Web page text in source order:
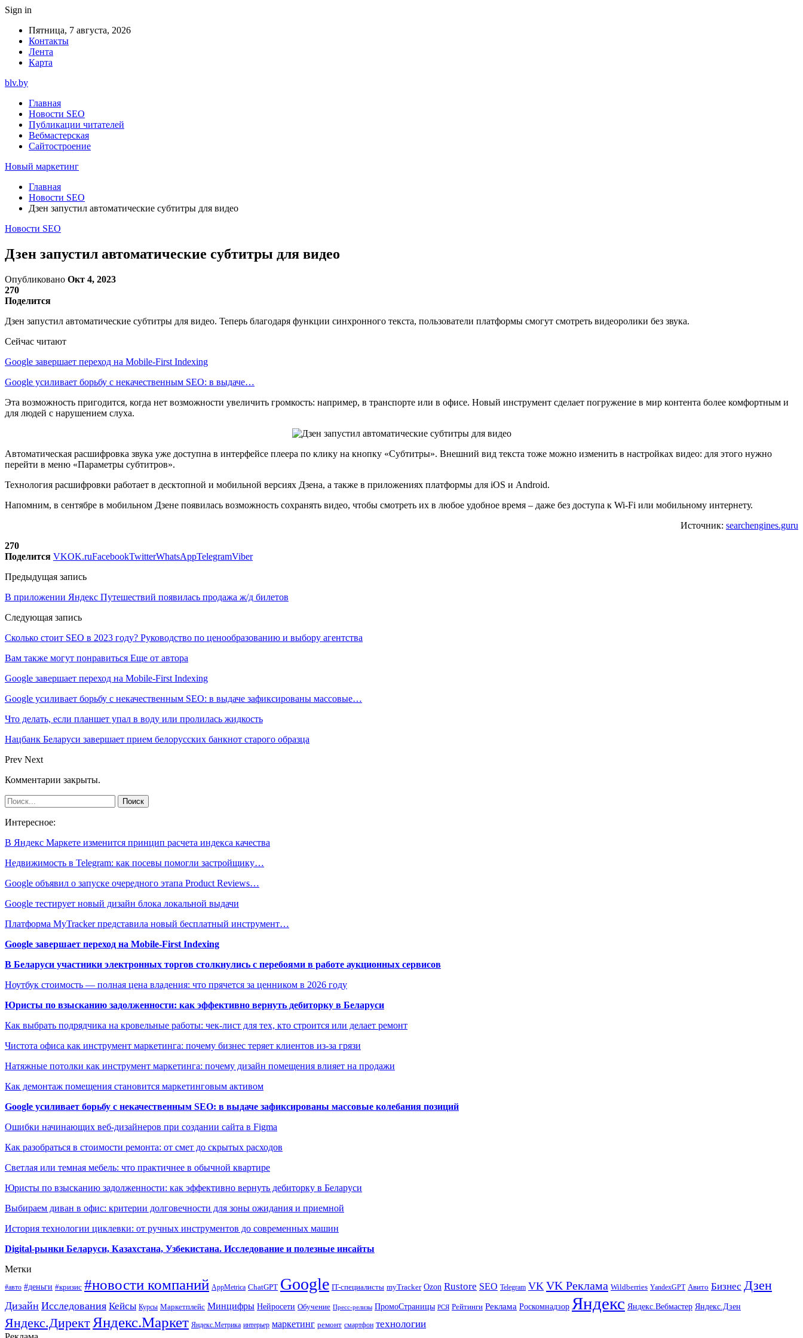
Sign in
Пятница, 7 августа, 2026
Контакты
Лента
Карта
blv.by
Главная
Новости SEO
Публикации читателей
Вебмастерская
Сайтостроение
Новый маркетинг
Главная
Новости SEO
Дзен запустил автоматические субтитры для видео
Новости SEO
Дзен запустил автоматические субтитры для видео
Опубликовано Окт 4, 2023
270
Поделится
Дзен запустил автоматические субтитры для видео. Теперь благодаря функции синхронного текста, пользователи платформы смогут смотреть видеоролики без звука.
Сейчас читают
Google завершает переход на Mobile-First Indexing
Google усиливает борьбу с некачественным SEO: в выдаче…
Эта возможность пригодится, когда нет возможности увеличить громкость: например, в транспорте или в офисе. Новый инструмент сделает погружение в мир контента более комфортным и
для людей с нарушением слуха.
Автоматическая расшифровка звука уже доступна в интерфейсе плеера по клику на кнопку «Субтитры». Внешний вид текста тоже можно изменить в настройках видео: для этого нужно
перейти в меню «Параметры субтитров».
Технология расшифровки работает в десктопной и мобильной версиях Дзена, а также в приложениях платформы для iOS и Android.
Напомним, в сентябре в мобильном Дзене появилась возможность сохранять видео, чтобы смотреть их в любое удобное время – даже без доступа к Wi-Fi или мобильному интернету.
Источник: searchengines.guru
270
Поделится VKOK.ruFacebookTwitterWhatsAppTelegramViber
Предыдущая запись
В приложении Яндекс Путешествий появилась продажа ж/д билетов
Следующая запись
Сколько стоит SEO в 2023 году? Руководство по ценообразованию и выбору агентства
Вам также могут понравиться Еще от автора
Google завершает переход на Mobile-First Indexing
Google усиливает борьбу с некачественным SEO: в выдаче зафиксированы массовые…
Что делать, если планшет упал в воду или пролилась жидкость
Нацбанк Беларуси завершает прием белорусских банкнот старого образца
Prev Next
Комментарии закрыты.
Интересное:
В Яндекс Маркете изменится принцип расчета индекса качества
Недвижимость в Telegram: как посевы помогли застройщику…
Google объявил о запуске очередного этапа Product Reviews…
Google тестирует новый дизайн блока локальной выдачи
Платформа MyTracker представила новый бесплатный инструмент…
Google завершает переход на Mobile-First Indexing
В Беларуси участники электронных торгов столкнулись с перебоями в работе аукционных сервисов
Ноутбук стоимость — полная цена владения: что прячется за ценником в 2026 году
Юристы по взысканию задолженности: как эффективно вернуть дебиторку в Беларуси
Как выбрать подрядчика на кровельные работы: чек-лист для тех, кто строится или делает ремонт
Чистота офиса как инструмент маркетинга: почему бизнес теряет клиентов из-за грязи
Натяжные потолки как инструмент маркетинга: почему дизайн помещения влияет на продажи
Как демонтаж помещения становится маркетинговым активом
Google усиливает борьбу с некачественным SEO: в выдаче зафиксированы массовые колебания позиций
Ошибки начинающих веб-дизайнеров при создании сайта в Figma
Как разобраться в стоимости ремонта: от смет до скрытых расходов
Светлая или темная мебель: что практичнее в обычной квартире
Юристы по взысканию задолженности: как эффективно вернуть дебиторку в Беларуси
Выбираем диван в офис: критерии долговечности для зоны ожидания и приемной
История технологии циклевки: от ручных инструментов до современных машин
Digital-рынки Беларуси, Казахстана, Узбекистана. Исследование и полезные инсайты
Метки
#авто #деньги #кризис #новости компаний AppMetrica ChatGPT Google IT-специалисты myTracker Ozon Rustore SEO Telegram VK VK Реклама Wildberries YandexGPT Авито Бизнес Дзен
Дизайн Исследования Кейсы Курсы Маркетплейс Минцифры Нейросети Обучение Пресс-релизы ПромоСтраницы РСЯ Рейтинги Реклама Роскомнадзор Яндекс Яндекс.Вебмастер Яндекс.Дзен
Яндекс.ДиректЯндекс.Маркет Яндекс.Метрика интерьер маркетинг ремонт смартфон технологии